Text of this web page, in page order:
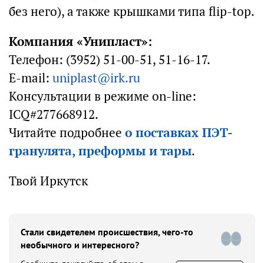
без него), а также крышками типа flip-top.
Компания «Унипласт»:
Телефон: (3952) 51-00-51, 51-16-17.
E-mail: uniplast@irk.ru
Консультации в режиме on-line:
ICQ#277668912.
Читайте подробнее о поставках ПЭТ-
гранулята, преформы и тары.
Твой Иркутск
Стали свидетелем происшествия, чего-то
необычного и интересного?